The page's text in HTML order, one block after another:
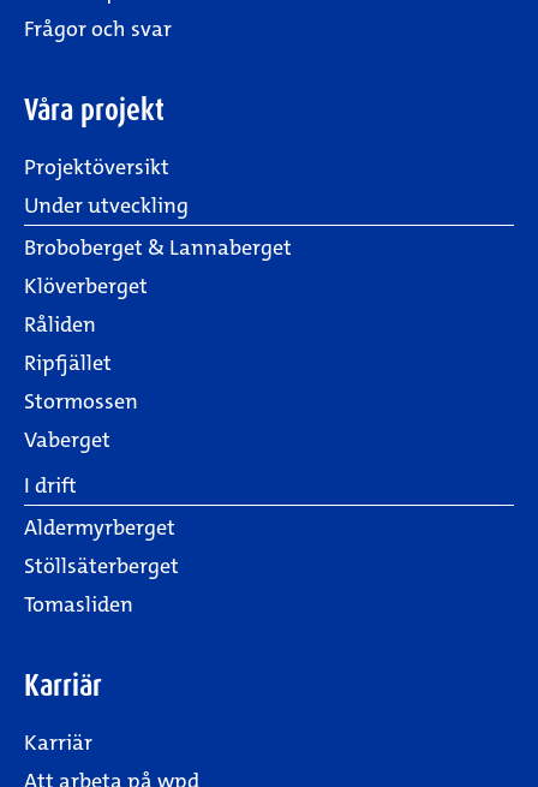
Frågor och svar
Våra projekt
Projektöversikt
Under utveckling
Broboberget & Lannaberget
Klöverberget
Råliden
Ripfjället
Stormossen
Vaberget
I drift
Aldermyrberget
Stöllsäterberget
Tomasliden
Karriär
Karriär
Att arbeta på wpd